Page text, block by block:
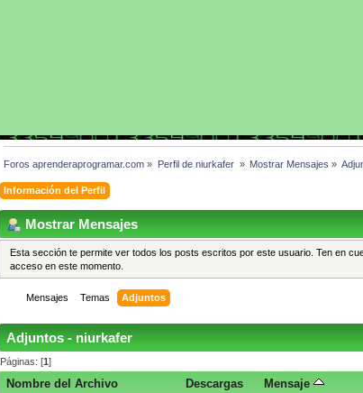
Foros aprenderaprogramar.com » Perfil de niurkafer » Mostrar Mensajes »
Información del Perfil
Mostrar Mensajes
Esta sección te permite ver todos los posts escritos por este usuario. Ten en
acceso en este momento.
Mensajes Temas Adjuntos
Adjuntos - niurkafer
Páginas: [1]
Nombre del Archivo Descargas Mensaje